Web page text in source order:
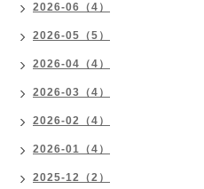
2026-06（4）
2026-05（5）
2026-04（4）
2026-03（4）
2026-02（4）
2026-01（4）
2025-12（2）